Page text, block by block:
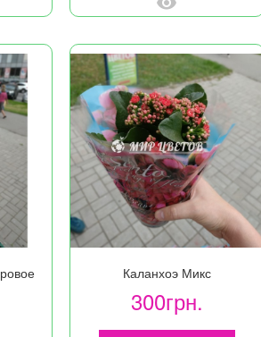
Каланхоэ Микс
300грн.